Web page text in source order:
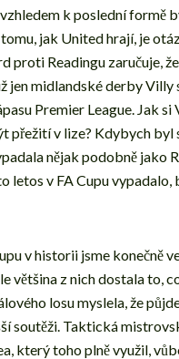
k poslední formě
jak United hrají, je
proti Readingu zaručuje,
jen midlandské derby
Premier League. Jak
přežití v lize? Kdybych byl
nějak podobně jako
letos v FA Cupu
v historii jsme konečně
většina z nich dostala to,
losu myslela, že
soutěži. Taktická
který toho plně využil,